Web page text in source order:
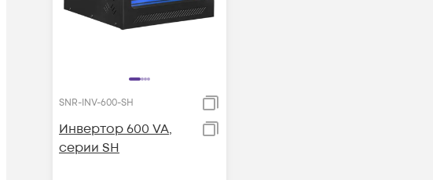
SNR-INV-600-SH
Инвертор 600 VA,
серии SH